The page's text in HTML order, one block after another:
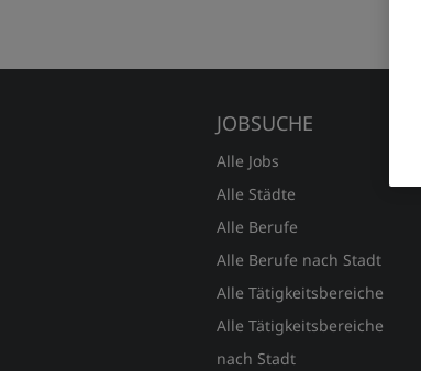
JOBSUCHE
Alle Jobs
Alle Städte
Alle Berufe
Alle Berufe nach Stadt
Alle Tätigkeitsbereiche
Alle Tätigkeitsbereiche
nach Stadt